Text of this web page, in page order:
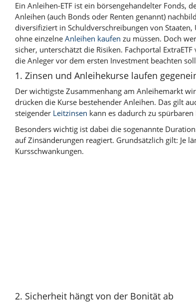
Ein Anleihen-ETF ist ein börsengehandelter Fonds,
Anleihen (auch Bonds oder Renten genannt)
diversifiziert in Schuldverschreibungen von Staaten,
ohne einzelne Anleihen kaufen zu müssen. Doch
sicher, unterschätzt die Risiken. Fachportal
die Anleger vor dem ersten Investment beachten
1. Zinsen und Anleihekurse laufen
Der wichtigste Zusammenhang am Anleihemarkt
drücken die Kurse bestehender Anleihen. Das gilt
steigender Leitzinsen kann es dadurch zu
Besonders wichtig ist dabei die sogenannte
auf Zinsänderungen reagiert. Grundsätzlich gilt: Je
Kursschwankungen.
2. Sicherheit hängt von der Bonität ab